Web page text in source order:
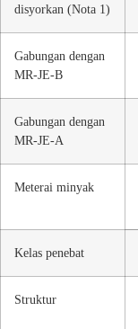
disyorkan (Nota 1)
Gabungan dengan
MR-JE-B
Gabungan dengan
MR-JE-A
Meterai minyak
Kelas penebat
Struktur